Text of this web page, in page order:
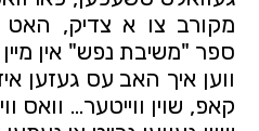
מקורב צו א צדיק, האט
ספר "משיבת נפש" אין
ווען איך האב עס געזען
קאפ, שוין ווייטער… וואס